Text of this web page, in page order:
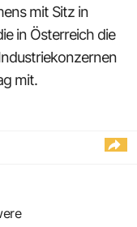
mit Sitz in
in Österreich die
mit.